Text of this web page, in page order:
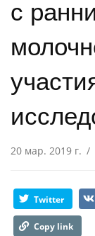
с
20 мар. 2019 г. /
Twitter
Copy link